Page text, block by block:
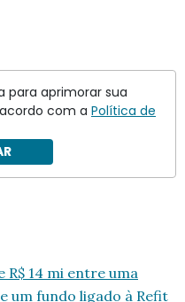
R$ 14 mi entre uma
um fundo ligado à Refit
para aprimorar sua
com a Política de